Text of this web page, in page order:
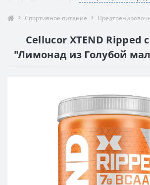
Спортивное питание
Cellucor XTEND Ripped
"Лимонад из Голубой